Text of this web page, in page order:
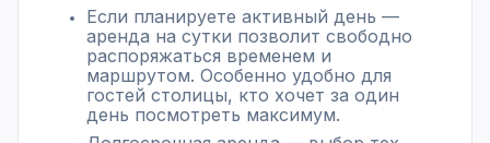
Если планируете активный день —
аренда на сутки позволит свободно
распоряжаться временем и
маршрутом. Особенно удобно для
гостей столицы, кто хочет за один
день посмотреть максимум.